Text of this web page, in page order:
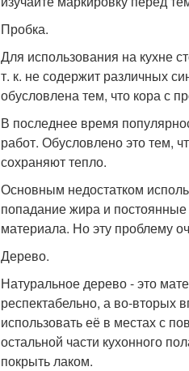
Пробка.
Для использования на кухне
т. к. не содержит различных
обусловлена тем, что кора с
В последнее время
работ. Обусловлено это тем,
сохраняют тепло.
Основным недостатком
попадание жира и постоянные
материала. Но эту проблему
Дерево.
Натуральное дерево - это
респектабельно, а во-вторых
использовать её в местах с
остальной части кухонного
покрыть лаком.